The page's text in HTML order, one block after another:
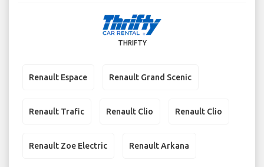
THRIFTY
Renault Espace Renault Grand Scenic
Renault Trafic Renault Clio Renault Clio
Renault Zoe Electric Renault Arkana